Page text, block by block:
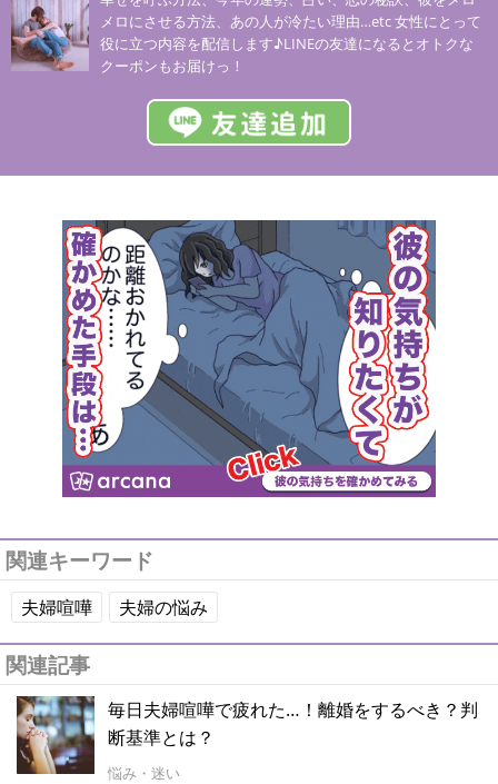
メロにさせる方法、あの人が冷たい理由…etc 女性にとって
役に立つ内容を配信します♪LINEの友達になるとオトクな
クーポンもお届けっ！
関連キーワード
夫婦喧嘩 夫婦の悩み
関連記事
毎日夫婦喧嘩で疲れた…！離婚をするべき？判
断基準とは？
悩み・迷い